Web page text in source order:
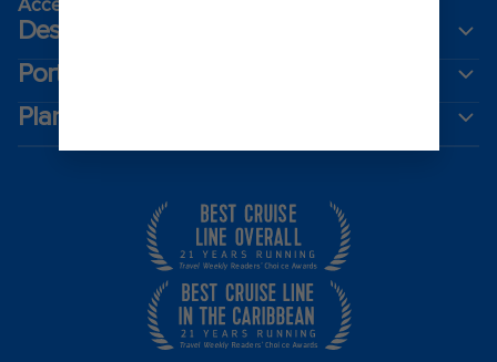
Destinations
Ports populaires
Planifiez votre croisière